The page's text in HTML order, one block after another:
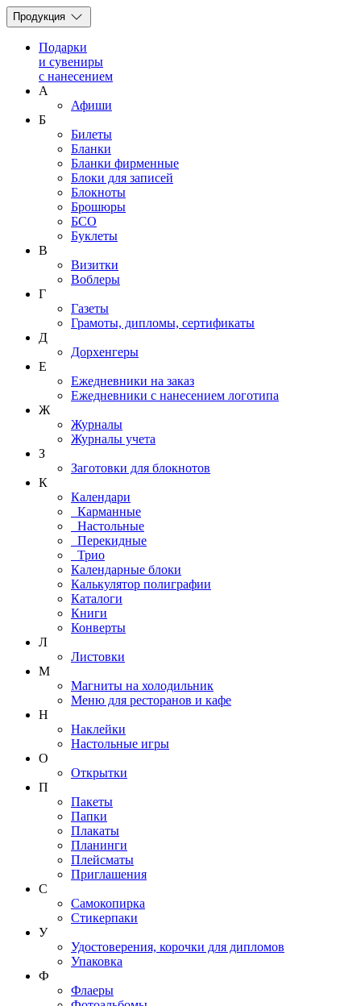
Продукция
Подарки
и сувениры
с нанесением
А
Афиши
Б
Билеты
Бланки
Бланки фирменные
Блоки для записей
Блокноты
Брошюры
БСО
Буклеты
В
Визитки
Воблеры
Г
Газеты
Грамоты, дипломы, сертификаты
Д
Дорхенгеры
Е
Ежедневники на заказ
Ежедневники с нанесением логотипа
Ж
Журналы
Журналы учета
З
Заготовки для блокнотов
К
Календари
Карманные
Настольные
Перекидные
Трио
Календарные блоки
Калькулятор полиграфии
Каталоги
Книги
Конверты
Л
Листовки
М
Магниты на холодильник
Меню для ресторанов и кафе
Н
Наклейки
Настольные игры
О
Открытки
П
Пакеты
Папки
Плакаты
Планинги
Плейсматы
Приглашения
С
Самокопирка
Стикерпаки
У
Удостоверения, корочки для дипломов
Упаковка
Ф
Флаеры